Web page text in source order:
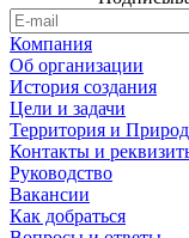
Компания
Об организации
История создания
Цели и задачи
Территория и
Контакты и
Руководство
Вакансии
Как добраться